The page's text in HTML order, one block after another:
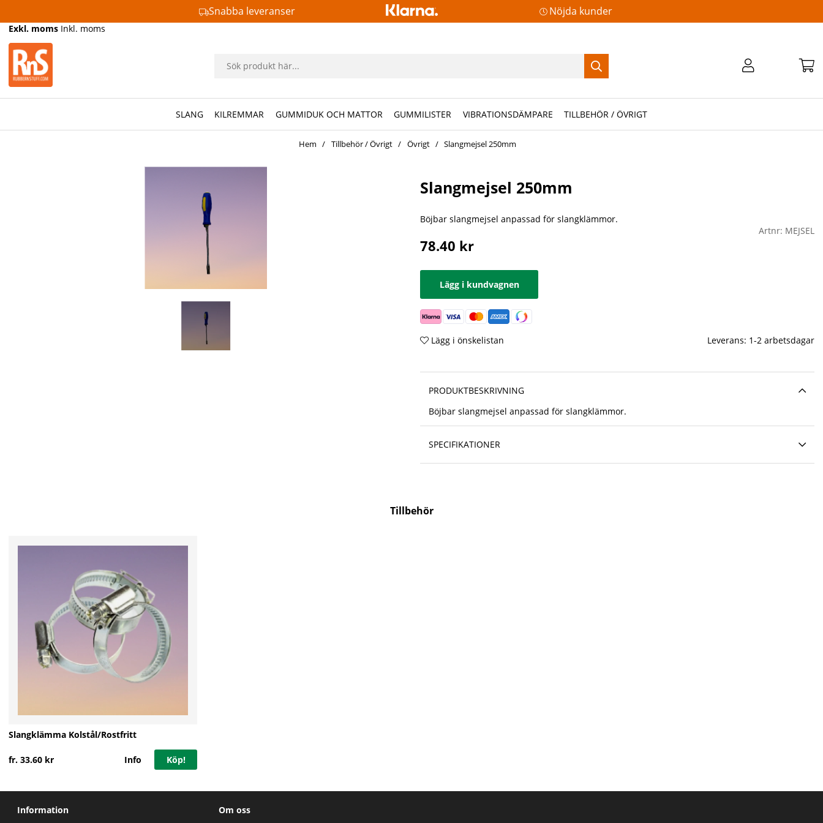
Snabba leveranser Nöjda kunder
Exkl. moms Inkl. moms
SLANG KILREMMAR GUMMIDUK OCH MATTOR GUMMILISTER VIBRATIONSDÄMPARE TILLBEHÖR / ÖVRIGT
Hem Tillbehör / Övrigt Övrigt Slangmejsel 250mm
Slangmejsel 250mm
Böjbar slangmejsel anpassad för slangklämmor.
Artnr: MEJSEL
78.40 kr
Lägg i kundvagnen
Lägg i önskelistan Leverans: 1-2 arbetsdagar
PRODUKTBESKRIVNING
Böjbar slangmejsel anpassad för slangklämmor.
SPECIFIKATIONER
Tillbehör
Slangklämma Kolstål/Rostfritt
fr. 33.60 kr Köp!
Info
Information Om oss